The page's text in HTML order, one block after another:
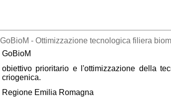
GoBioM - Ottimizzazione tecnologica filiera
GoBioM
obiettivo prioritario e l'ottimizzazione della
criogenica.
Regione Emilia Romagna